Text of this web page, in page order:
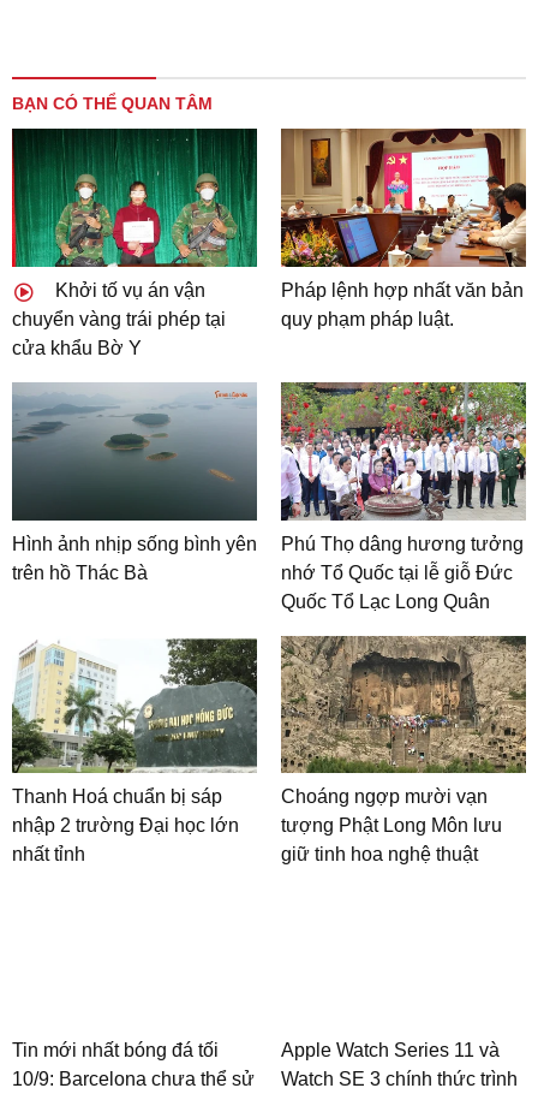
BẠN CÓ THỂ QUAN TÂM
Khởi tố vụ án vận
chuyển vàng trái phép tại
cửa khẩu Bờ Y
Pháp lệnh hợp nhất văn bản
quy phạm pháp luật.
Hình ảnh nhịp sống bình yên
trên hồ Thác Bà
Phú Thọ dâng hương tưởng
nhớ Tổ Quốc tại lễ giỗ Đức
Quốc Tổ Lạc Long Quân
Thanh Hoá chuẩn bị sáp
nhập 2 trường Đại học lớn
nhất tỉnh
Choáng ngợp mười vạn
tượng Phật Long Môn lưu
giữ tinh hoa nghệ thuật
Tin mới nhất bóng đá tối
10/9: Barcelona chưa thể sử
Apple Watch Series 11 và
Watch SE 3 chính thức trình